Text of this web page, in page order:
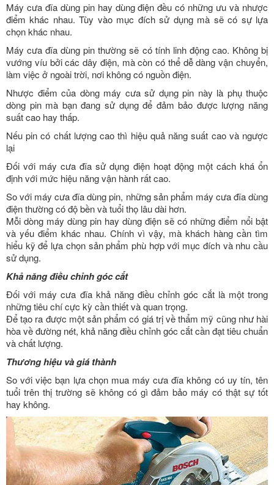
Máy cưa đĩa dùng pin hay dùng điện đều có những ưu và nhược
điểm khác nhau. Tùy vào mục đích sử dụng mà sẽ có sự lựa
chọn khác nhau.
Máy cưa đĩa dùng pin thường sẽ có tính linh động cao. Không bị
vướng víu bởi các dây điện, mà còn có thể dễ dàng vận chuyển,
làm việc ở ngoài trời, nơi không có nguồn điện.
Nhược điểm của dòng máy cưa sử dụng pin này là phụ thuộc
dòng pin mà bạn đang sử dụng để đảm bảo được lượng năng
suất cao hay thấp.
Nếu pin có chất lượng cao thì hiệu quả năng suất cao và ngược
lại
Đối với máy cưa đĩa sử dụng điện hoạt động một cách khá ổn
định với mức hiệu năng vận hành rất cao.
So với máy cưa đĩa dùng pin, những sản phẩm máy cưa đĩa dùng
điện thường có độ bền và tuổi thọ lâu dài hơn.
Mỗi dòng máy dùng pin hay dùng điện sẽ có những điểm nổi bật
và yếu điểm khác nhau. Chính vì vậy, mà khách hàng cần tìm
hiểu kỹ để lựa chọn sản phẩm phù hợp với mục đích và nhu cầu
sử dụng.
Khả năng điều chỉnh góc cắt
Đối với máy cưa đĩa khả năng điều chỉnh góc cắt là một trong
những tiêu chí cực kỳ cần thiết và quan trọng.
Để tạo ra được một sản phẩm có giá trị về thẩm mỹ cũng như hài
hòa về đường nét, khả năng điều chỉnh góc cắt cần đạt tiêu chuẩn
và chất lượng.
Thương hiệu và giá thành
So với việc bạn lựa chọn mua máy cưa đĩa không có uy tín, tên
tuổi trên thị trường sẽ không có gì đảm bảo máy có thật sự tốt
hay không.